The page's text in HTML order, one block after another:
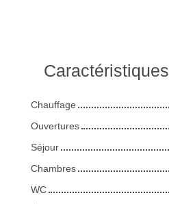
Caractéristiques
Chauffage
Ouvertures
Séjour
Chambres
WC